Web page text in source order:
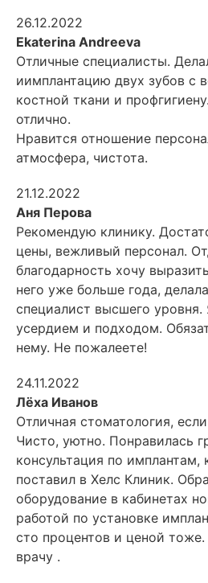
26.12.2022
Ekaterina Andreeva
Отличные специалисты.
иимплантацию двух зубов с
костной ткани и
отлично.
Нравится отношение
атмосфера, чистота.
21.12.2022
Аня Перова
Рекомендую клинику.
цены, вежливый персонал.
благодарность хочу
него уже больше года,
специалист высшего
усердием и подходом.
нему. Не пожалеете!
24.11.2022
Лёха Иванов
Отличная стоматология,
Чисто, уютно. Понравилась
консультация по имплантам,
поставил в Хелс Клиник.
оборудование в кабинетах
работой по установке
сто процентов и ценой
врачу .